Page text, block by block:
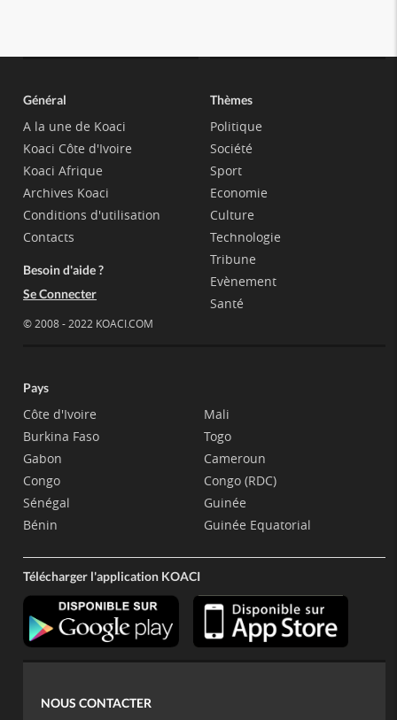
Général
A la une de Koaci
Koaci Côte d'Ivoire
Koaci Afrique
Archives Koaci
Conditions d'utilisation
Contacts
Besoin d'aide ?
Se Connecter
© 2008 - 2022 KOACI.COM
Thèmes
Politique
Société
Sport
Economie
Culture
Technologie
Tribune
Evènement
Santé
Pays
Côte d'Ivoire
Burkina Faso
Gabon
Congo
Sénégal
Bénin
Mali
Togo
Cameroun
Congo (RDC)
Guinée
Guinée Equatorial
Télécharger l'application KOACI
NOUS CONTACTER